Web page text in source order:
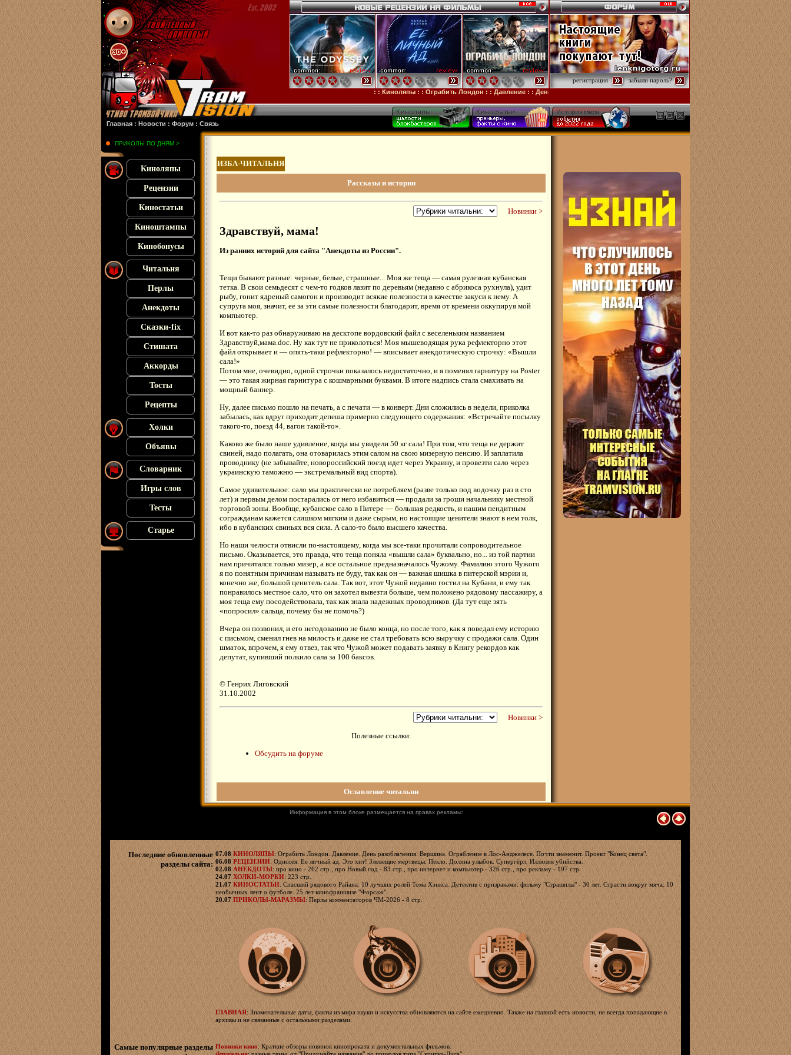
Главная : Новости : Форум : Связь
: : Киноляпы : :Ограбить Лондон: :Давление: :День разоблачения Ограбление в Лос-Анджелесе : : Проект Конец
регистрация забыли пароль?
ПРИКОЛЫ ПО ДНЯМ >
Киноляпы
Рецензии
Киностатьи
Киноштампы
Кинобонусы
Читальня
Перлы
Анекдоты
Сказки-fix
Стишата
Аккорды
Тосты
Рецепты
Холки
Объявы
Словарник
Игры слов
Тесты
Старье
ИЗБА-ЧИТАЛЬНЯ
Рассказы и истории
Новинки >
Здравствуй, мама!
Из ранних историй для сайта "Анекдоты из России".
Тещи бывают разные: черные, белые, страшные... Моя же теща — самая рулезная кубанская
тетка. В свои семьдесят с чем-то годков лазит по деревьям (недавно с абрикоса рухнула), удит
рыбу, гонит ядреный самогон и производит всякие полезности в качестве закуси к нему. А
супруга моя, значит, ее за эти самые полезности благодарит, время от времени оккупируя мой
компьютер.
И вот как-то раз обнаруживаю на десктопе вордовский файл с веселеньким названием
Здравствуй,мама.doc. Ну как тут не приколоться! Моя мышеводящая рука рефлекторно этот
файл открывает и — опять-таки рефлекторно! — вписывает анекдотическую строчку: «Вышли
сала!»
Потом мне, очевидно, одной строчки показалось недостаточно, и я поменял гарнитуру на Poster
— это такая жирная гарнитура с кошмарными буквами. В итоге надпись стала смахивать на
мощный баннер.
Ну, далее письмо пошло на печать, а с печати — в конверт. Дни сложились в недели, приколка
забылась, как вдруг приходит депеша примерно следующего содержания: «Встречайте посылку
такого-то, поезд 44, вагон такой-то».
Каково же было наше удивление, когда мы увидели 50 кг сала! При том, что теща не держит
свиней, надо полагать, она отоварилась этим салом на свою мизерную пенсию. И заплатила
проводнику (не забывайте, новороссийский поезд идет через Украину, и провезти сало через
украинскую таможню — экстремальный вид спорта).
Самое удивительное: сало мы практически не потребляем (разве только под водочку раз в сто
лет) и первым делом постарались от него избавиться — продали за гроши начальнику местной
торговой зоны. Вообще, кубанское сало в Питере — большая редкость, и нашим пендитным
согражданам кажется слишком мягким и даже сырым, но настоящие ценители знают в нем толк,
ибо в кубанских свиньях вся сила. А сало-то было высшего качества.
Но наши челюсти отвисли по-настоящему, когда мы все-таки прочитали сопроводительное
письмо. Оказывается, это правда, что теща поняла «вышли сала» буквально, но... из той партии
нам причитался только мизер, а все остальное предназначалось Чужому. Фамилию этого Чужого
я по понятным причинам называть не буду, так как он — важная шишка в питерской мэрии и,
конечно же, большой ценитель сала. Так вот, этот Чужой недавно гостил на Кубани, и ему так
понравилось местное сало, что он захотел вывезти больше, чем положено рядовому пассажиру, а
моя теща ему посодействовала, так как знала надежных проводников. (Да тут еще зять
«попросил» сальца, почему бы не помочь?)
Вчера он позвонил, и его негодованию не было конца, но после того, как я поведал ему историю
с письмом, сменил гнев на милость и даже не стал требовать всю выручку с продажи сала. Один
шматок, впрочем, я ему отвез, так что Чужой может подавать заявку в Книгу рекордов как
депутат, купивший полкило сала за 100 баксов.
© Генрих Лиговский
31.10.2002
Новинки >
Полезные ссылки:
Обсудить на форуме
Оглавление читальни
Информация в этом блоке размещается на правах рекламы:
Последние обновленные
разделы сайта:
07.08 КИНОЛЯПЫ: Ограбить Лондон. Давление. День разоблачения. Вершина. Ограбление в Лос-Анджелесе. Почти знаменит. Проект "Конец света".
06.08 РЕЦЕНЗИИ: Одиссея. Ее личный ад. Это хит! Зловещие мертвецы: Пекло. Долина улыбок. Супергёрл. Иллюзия убийства.
02.08 АНЕКДОТЫ: про кино - 262 стр., про Новый год - 83 стр., про интернет и компьютер - 326 стр., про рекламу - 197 стр.
24.07 ХОЛКИ-МОРКИ: 223 стр.
21.07 КИНОСТАТЬИ: Спасший рядового Райана: 10 лучших ролей Тома Хэнкса. Детектив с призраками: фильму "Страшилы" - 30 лет. Страсти вокруг мяча: 10
необычных лент о футболе. 25 лет кинофраншизе "Форсаж".
20.07 ПРИКОЛЫ-МАРАЗМЫ: Перлы комментаторов ЧМ-2026 - 8 стр.
ГЛАВНАЯ: Знаменательные даты, факты из мира науки и искусства обновляются на сайте ежедневно. Также на главной есть новости, не всегда попадающие в
архивы и не связанные с остальными разделами.
Самые популярные разделы Новинки кино: Краткие обзоры новинок кинопроката и документальных фильмов.